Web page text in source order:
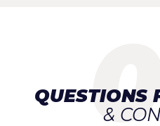
QUESTIONS
&